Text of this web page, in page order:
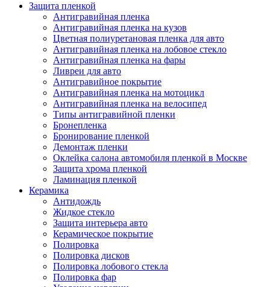
Защита пленкой
Антигравийная пленка
Антигравийная пленка на кузов
Цветная полиуретановая пленка для авто
Антигравийная пленка на лобовое стекло
Антигравийная пленка на фары
Ливреи для авто
Антигравийное покрытие
Антигравийная пленка на мотоцикл
Антигравийная пленка на велосипед
Типы антигравийной пленки
Бронепленка
Бронирование пленкой
Демонтаж пленки
Оклейка салона автомобиля пленкой в Москве
Защита хрома пленкой
Ламинация пленкой
Керамика
Антидождь
Жидкое стекло
Защита интерьера авто
Керамическое покрытие
Полировка
Полировка дисков
Полировка лобового стекла
Полировка фар